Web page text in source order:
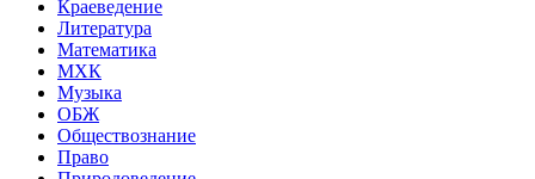
Краеведение
Литература
Математика
МХК
Музыка
ОБЖ
Обществознание
Право